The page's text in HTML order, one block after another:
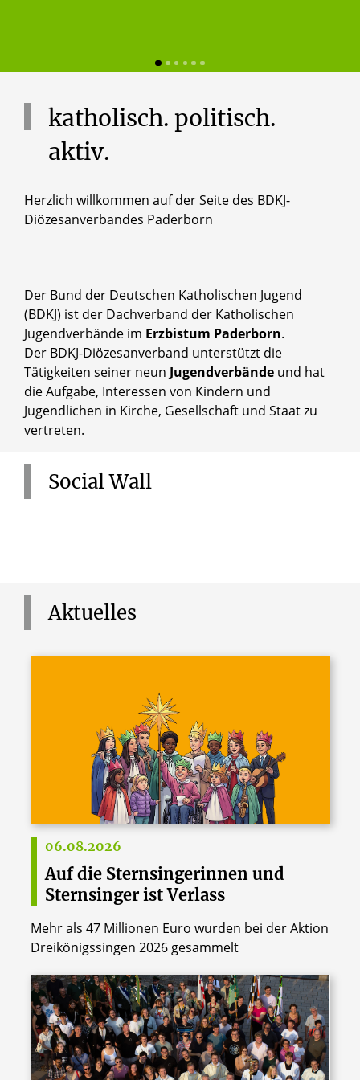
katholisch. politisch.
aktiv.
Herzlich willkommen auf der Seite des BDKJ-
Diözesanverbandes Paderborn
Der Bund der Deutschen Katholischen Jugend
(BDKJ) ist der Dachverband der Katholischen
Jugendverbände im Erzbistum Paderborn.
Der BDKJ-Diözesanverband unterstützt die
Tätigkeiten seiner neun Jugendverbände und hat
die Aufgabe, Interessen von Kindern und
Jugendlichen in Kirche, Gesellschaft und Staat zu
vertreten.
SocialWall
Aktuelles
06.08.2026
Auf die Sternsingerinnen und
Sternsinger ist Verlass
Mehr als 47 Millionen Euro wurden bei der Aktion
Dreikönigssingen 2026 gesammelt